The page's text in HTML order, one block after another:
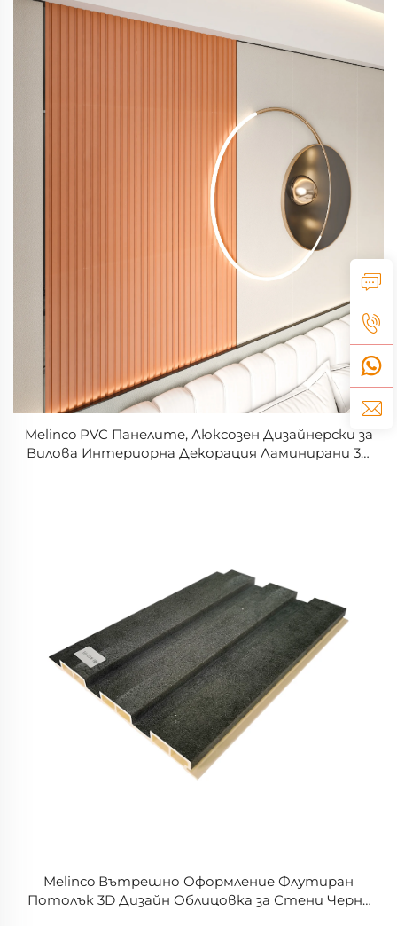
Melinco PVC Панелите, Люксозен Дизайнерски за
Вилова Интериорна Декорация Ламинирани 3D
Melinco Вътрешно Оформление Флутиран
Потолък 3D Дизайн Облицовка за Стени Черна